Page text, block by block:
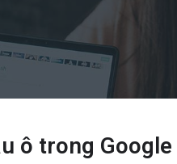
ô trong Google